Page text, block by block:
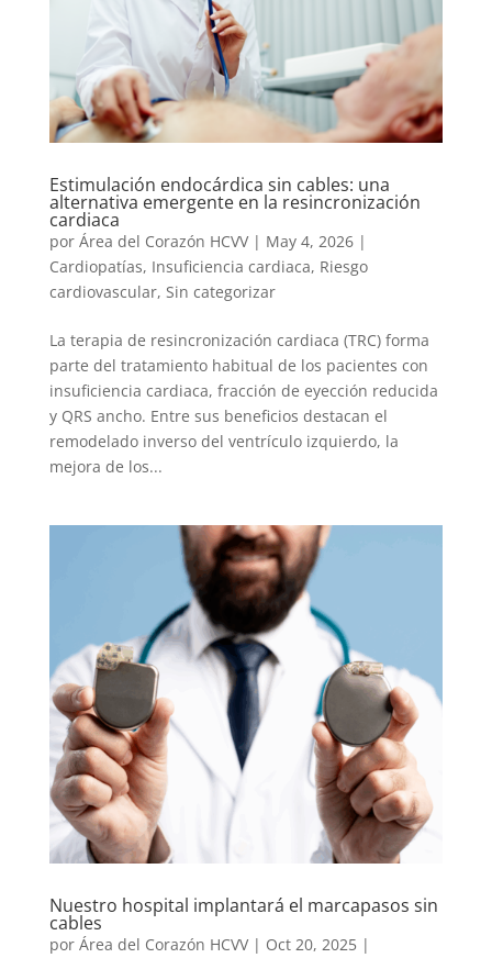
Estimulación endocárdica sin cables: una
alternativa emergente en la resincronización
cardiaca
por Área del Corazón HCVV| May 4, 2026|
Cardiopatías, Insuficiencia cardiaca, Riesgo
cardiovascular, Sin categorizar
La terapia de resincronización cardiaca (TRC) forma
parte del tratamiento habitual de los pacientes con
insuficiencia cardiaca, fracción de eyección reducida
y QRS ancho. Entre sus beneficios destacan el
remodelado inverso del ventrículo izquierdo, la
mejora de los...
Nuestro hospital implantará el marcapasos sin
cables
por Área del Corazón HCVV| Oct 20, 2025|